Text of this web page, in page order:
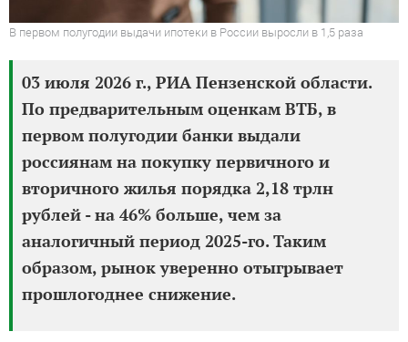
В первом полугодии выдачи ипотеки в России выросли в 1,5 раза
03 июля 2026 г., РИА Пензенской области.
По предварительным оценкам ВТБ, в
первом полугодии банки выдали
россиянам на покупку первичного и
вторичного жилья порядка 2,18 трлн
рублей - на 46% больше, чем за
аналогичный период 2025-го. Таким
образом, рынок уверенно отыгрывает
прошлогоднее снижение.